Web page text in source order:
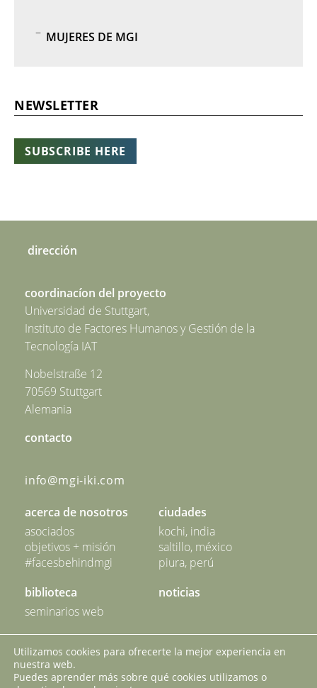
MUJERES DE MGI
NEWSLETTER
SUBSCRIBE HERE
dirección
coordinacíon del proyecto
Universidad de Stuttgart,
Instituto de Factores Humanos y Gestión de la
Tecnología IAT
Nobelstraße 12
70569 Stuttgart
Alemania
contacto
info@mgi-iki.com
acerca de nosotros
asociados
objetivos + misión
#facesbehindmgi
ciudades
kochi, india
saltillo, méxico
piura, perú
biblioteca
seminarios web
noticias
aviso legal
protección de datos
Utilizamos cookies para ofrecerte la mejor experiencia en
nuestra web.
Puedes aprender más sobre qué cookies utilizamos o